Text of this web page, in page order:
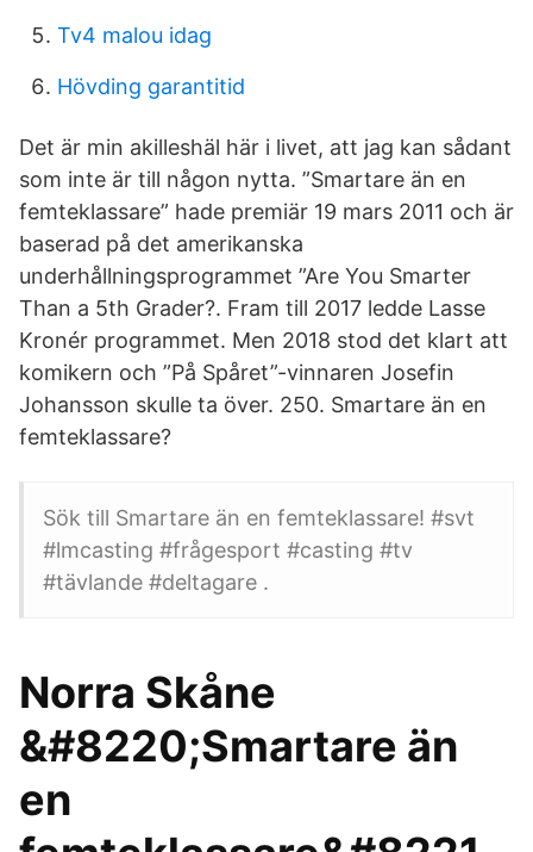
Tv4 malou idag
Hövding garantitid
Det är min akilleshäl här i livet, att jag kan sådant
som inte är till någon nytta. ”Smartare än en
femteklassare” hade premiär 19 mars 2011 och är
baserad på det amerikanska
underhållningsprogrammet ”Are You Smarter
Than a 5th Grader?. Fram till 2017 ledde Lasse
Kronér programmet. Men 2018 stod det klart att
komikern och ”På Spåret”-vinnaren Josefin
Johansson skulle ta över. 250. Smartare än en
femteklassare?
Sök till Smartare än en femteklassare! #svt
#lmcasting #frågesport #casting #tv
#tävlande #deltagare .
Norra Skåne
&#8220;Smartare än
en